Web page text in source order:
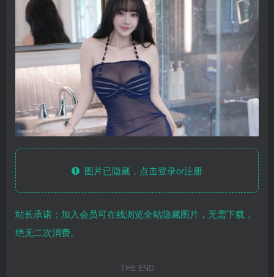
图片已隐藏，点击登录or注册
站长承诺：加入会员可在线浏览全站隐藏图片，无需下载，
绝无二次消费。
THE END